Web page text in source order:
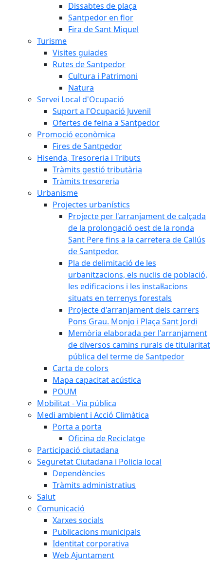
Dissabtes de plaça
Santpedor en flor
Fira de Sant Miquel
Turisme
Visites guiades
Rutes de Santpedor
Cultura i Patrimoni
Natura
Servei Local d'Ocupació
Suport a l'Ocupació Juvenil
Ofertes de feina a Santpedor
Promoció econòmica
Fires de Santpedor
Hisenda, Tresoreria i Tributs
Tràmits gestió tributària
Tràmits tresoreria
Urbanisme
Projectes urbanístics
Projecte per l'arranjament de calçada
de la prolongació oest de la ronda
Sant Pere fins a la carretera de Callús
de Santpedor.
Pla de delimitació de les
urbanitzacions, els nuclis de població,
les edificacions i les instal·lacions
situats en terrenys forestals
Projecte d'arranjament dels carrers
Pons Grau. Monjo i Plaça Sant Jordi
Memòria elaborada per l'arranjament
de diversos camins rurals de titularitat
pública del terme de Santpedor
Carta de colors
Mapa capacitat acústica
POUM
Mobilitat - Via pública
Medi ambient i Acció Climàtica
Porta a porta
Oficina de Reciclatge
Participació ciutadana
Seguretat Ciutadana i Policia local
Dependències
Tràmits administratius
Salut
Comunicació
Xarxes socials
Publicacions municipals
Identitat corporativa
Web Ajuntament